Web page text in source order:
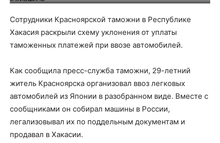
Сотрудники Красноярской таможни в Республике
Хакасия раскрыли схему уклонения от уплаты
таможенных платежей при ввозе автомобилей.
Как сообщила пресс-служба таможни, 29-летний
житель Красноярска организовал ввоз легковых
автомобилей из Японии в разобранном виде. Вместе с
сообщниками он собирал машины в России,
легализовывал их по поддельным документам и
продавал в Хакасии.